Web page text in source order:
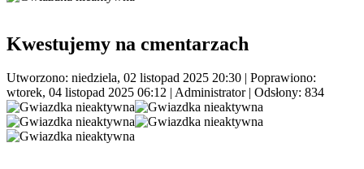
Kwestujemy na cmentarzach
Utworzono: niedziela, 02 listopad 2025 20:30
Poprawiono:
wtorek, 04 listopad 2025 06:12 Administrator| Odsłony: 834